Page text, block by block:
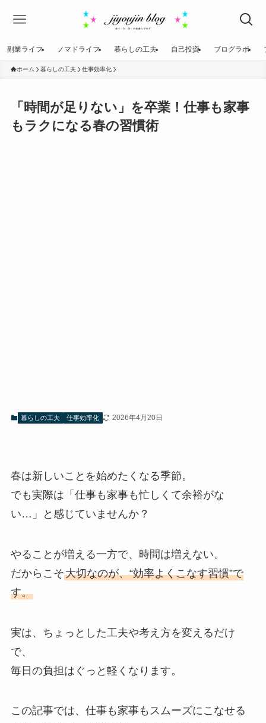
副業ライフ ノマドライフ 暮らしの工夫 自己投資 ブログラボ
ホーム 暮らしの工夫 仕事効率化
「時間が足りない」を卒業！仕事も家事
もラクになる春の習慣術
暮らしの工夫 仕事効率化 2026年4月20日
春は新しいことを始めたくなる季節。
でも実際は「仕事も家事も忙しくて余裕がな
い…」と感じていませんか？
やることが増える一方で、時間は増えない。
だからこそ大切なのが、“効率よくこなす習慣”で
す。
実は、ちょっとした工夫や考え方を変えるだけ
で、
毎日の負担はぐっと軽くなります。
この記事では、仕事も家事もスムーズにこなせる